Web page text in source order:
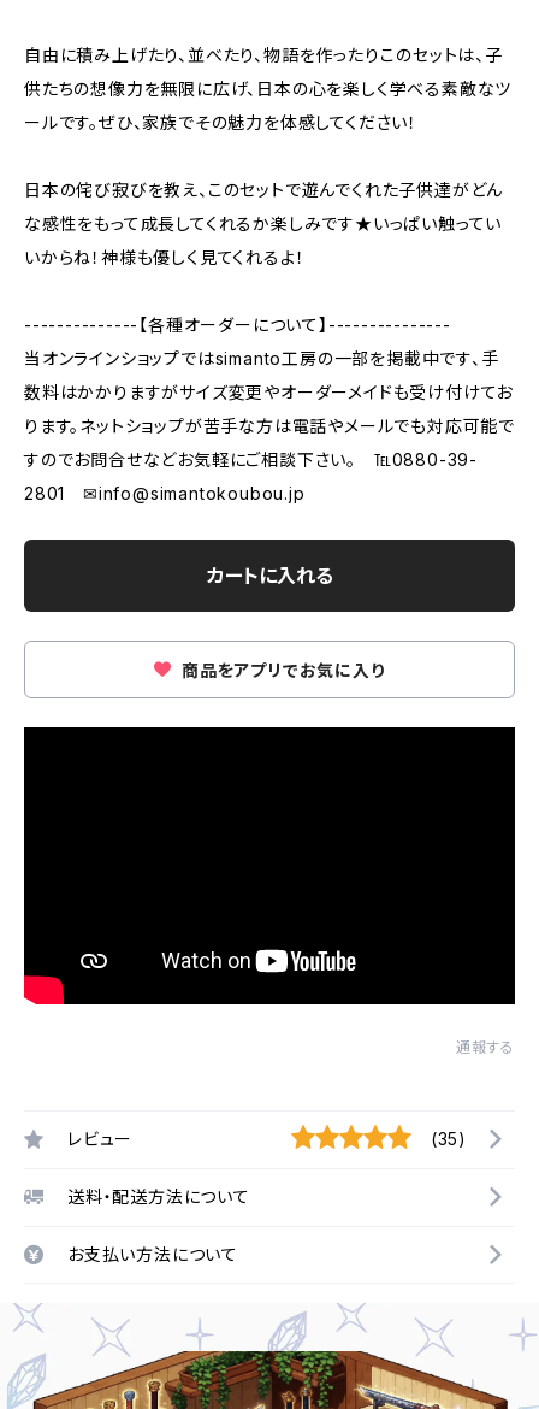
自由に積み上げたり、並べたり、物語を作ったり――このセットは、子
供たちの想像力を無限に広げ、日本の心を楽しく学べる素敵なツ
ールです。ぜひ、家族でその魅力を体感してください！
日本の侘び寂びを教え、このセットで遊んでくれた子供達がどん
な感性をもって成長してくれるか楽しみです★いっぱい触ってい
いからね！神様も優しく見てくれるよ！
--------------【各種オーダーについて】---------------
当オンラインショップではsimanto工房の一部を掲載中です、手
数料はかかりますがサイズ変更やオーダーメイドも受け付けてお
ります。ネットショップが苦手な方は電話やメールでも対応可能で
すのでお問合せなどお気軽にご相談下さい。 ℡0880-39-
2801 ✉info@simantokoubou.jp
カートに入れる
商品をアプリでお気に入り
通報する
レビュー (35)
送料・配送方法について
お支払い方法について